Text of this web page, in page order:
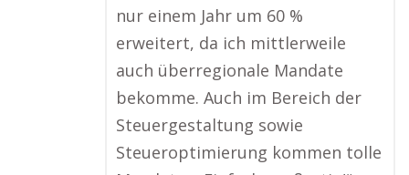
nur einem Jahr um 60 %
erweitert, da ich mittlerweile
auch überregionale Mandate
bekomme. Auch im Bereich der
Steuergestaltung sowie
Steueroptimierung kommen tolle